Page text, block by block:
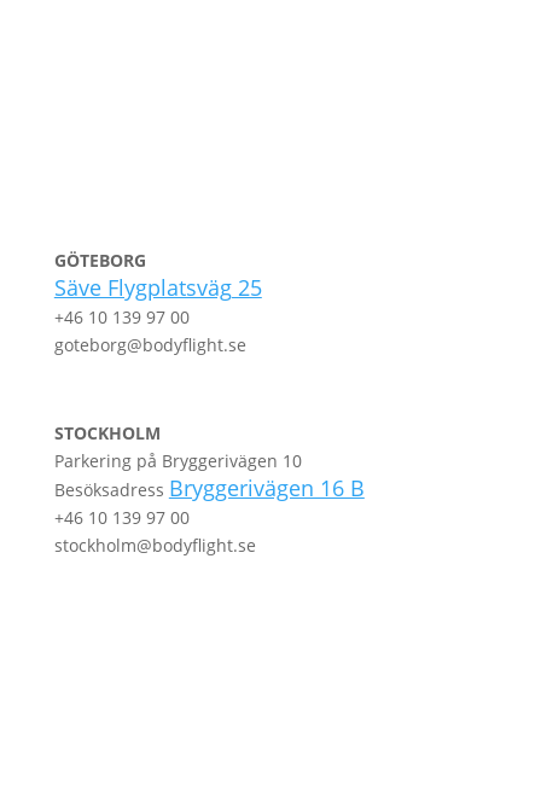
GÖTEBORG
Säve Flygplatsväg25
+46 10 139 97 00
goteborg@bodyflight.se
STOCKHOLM
Parkering på Bryggerivägen 10
Besöksadress Bryggerivägen 16 B
+46 10 139 97 00
stockholm@bodyflight.se